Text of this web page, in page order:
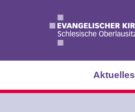
Aktuelles